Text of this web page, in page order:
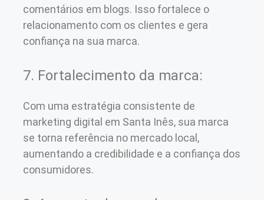
comentários em blogs. Isso fortalece o
relacionamento com os clientes e gera
confiança na sua marca.
7. Fortalecimento da marca:
Com uma estratégia consistente de
marketing digital em Santa Inês, sua marca
se torna referência no mercado local,
aumentando a credibilidade e a confiança dos
consumidores.